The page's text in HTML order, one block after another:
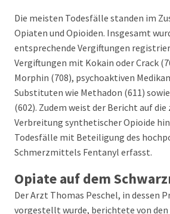
Die meisten Todesfälle standen im
Opiaten und Opioiden. Insgesamt
entsprechende Vergiftungen
Vergiftungen mit Kokain oder Crack
Morphin (708), psychoaktiven
Substituten wie Methadon (611)
(602). Zudem weist der Bericht auf die
Verbreitung synthetischer Opioide
Todesfälle mit Beteiligung des
Schmerzmittels Fentanyl erfasst.
Opiate auf dem
Der Arzt Thomas Peschel, in dessen
vorgestellt wurde, berichtete von